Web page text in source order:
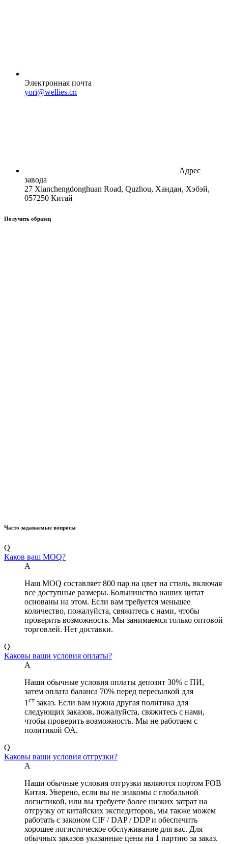
Электронная почта
yori@wellies.cn
Адрес
завода
27 Xianchengdonghuan Road, Quzhou, Хандан, Хэбэй,
057250 Китай
Получить образец
Часто задаваемые вопросы
Q
Каков ваш MOQ?
А
Наш MOQ составляет 800 пар на цвет на стиль, включая
все доступные размеры. Большинство наших цитат
основаны на этом. Если вам требуется меньшее
количество, пожалуйста, свяжитесь с нами, чтобы
проверить возможность. Мы занимаемся только оптовой
торговлей. Нет доставки.
Q
Каковы ваши условия оплаты?
А
Наши обычные условия оплаты депозит 30% с ПИ,
затем оплата баланса 70% перед пересылкой для
1 ст заказ. Если вам нужна другая политика для
следующих заказов, пожалуйста, свяжитесь с нами,
чтобы проверить возможность. Мы не работаем с
политикой ОА.
Q
Каковы ваши условия отгрузки?
А
Наши обычные условия отгрузки являются портом FOB
Китая. Уверено, если вы не знакомы с глобальной
логистикой, или вы требуете более низких затрат на
отгрузку от китайских экспедиторов, мы также можем
работать с законом CIF / DAP / DDP и обеспечить
хорошее логистическое обслуживание для вас. Для
обычных заказов указанные цены на 1 партию за заказ.